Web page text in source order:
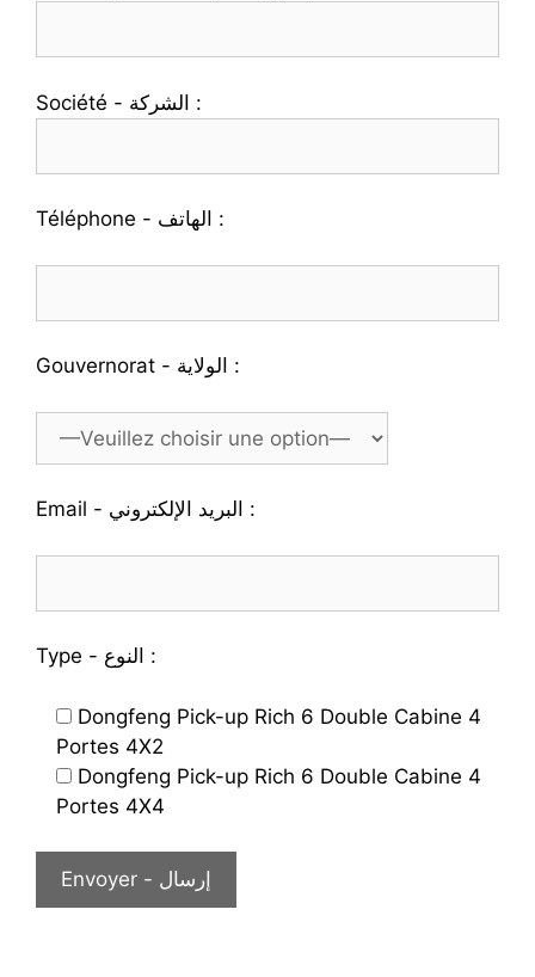
Société - الشركة :
Téléphone - الهاتف :
Gouvernorat - الولاية :
Email - البريد الإلكتروني :
Type - النوع :
Dongfeng Pick-up Rich 6 Double Cabine 4
Portes 4X2
Dongfeng Pick-up Rich 6 Double Cabine 4
Portes 4X4